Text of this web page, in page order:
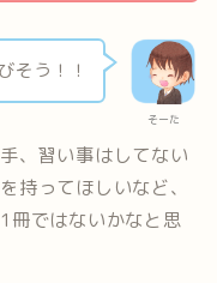
そーた
そう！！
、習い事はしてない
持ってほしいなど、
冊ではないかなと思